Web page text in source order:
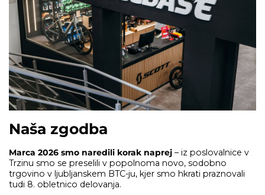
Naša zgodba
Marca 2026 smo naredili korak naprej – iz poslovalnice v
Trzinu smo se preselili v popolnoma novo, sodobno
trgovino v ljubljanskem BTC-ju, kjer smo hkrati praznovali
tudi 8. obletnico delovanja.